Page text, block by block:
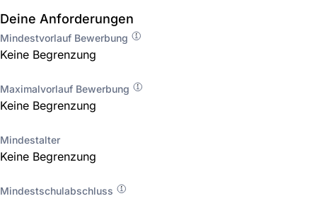
Deine Anforderungen
Mindestvorlauf Bewerbung
Keine Begrenzung
Maximalvorlauf Bewerbung
Keine Begrenzung
Mindestalter
Keine Begrenzung
Mindestschulabschluss